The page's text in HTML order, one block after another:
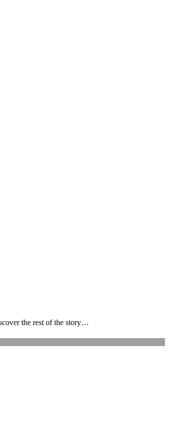
the rest of the story…